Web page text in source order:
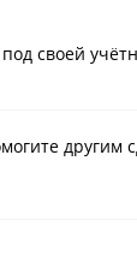
своей
другим